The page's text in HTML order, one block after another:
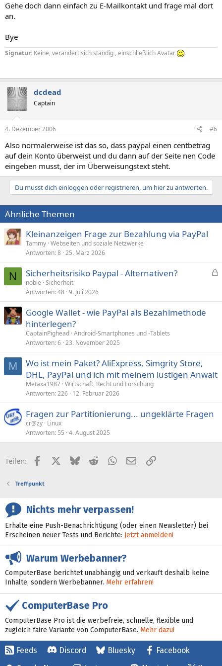
Gehe doch dann einfach zu E-Mailkontakt und frage mal dort
an.
Bye
Signatur: Keine, verändert sich ständig , einschließlich Avatar
dcdead
Captain
4. Dezember 2006 #6
Also normalerweise ist das so, dass paypal einen centbetrag
auf dein Konto überweist und du dann auf der Seite nen Code
eingeben musst, der im Überweisungstext steht.
Du musst dich einloggen oder registrieren, um hier zu antworten.
Ähnliche Themen
Kleinanzeigen Frage zur Bezahlung via PayPal
Tammy Webseiten und soziale Netzwerke
Antworten 8 25. März 2026
N
p
Sicherheitsrisiko Paypal - Alternativen?
nobie Sicherheit
Antworten 48 9. Juli 2026
Google Wallet - wie PayPal als Bezahlmethode
hinterlegen?
CaptainPighead Android-Smartphones und -Tablets
Antworten 6 23. November 2025
M
Wo ist mein Paket? AliExpress, Simgrity Store,
DHL, PayPal und ich mit meinem lustigen Anwalt
Metaxa1987 Wirtschaft, Recht und Forschung
Antworten 226 12. Februar 2026
Fragen zur Partitionierung... ungeklärte Fragen
cr@zy Linux
Antworten 55 4. August 2025
Teilen: FacebookX (Twitter)
BlueskyRedditWhatsApp
E-MailLink
Treffpunkt
Nichts mehr verpassen!
Erhalte eine Push-Benachrichtigung (oder einen Newsletter) bei
Erscheinen neuer Tests und Berichte: Jetzt anmelden!
Warum Werbebanner?
ComputerBase berichtet unabhängig und verkauft deshalb keine
Inhalte, sondern Werbebanner. Mehr erfahren!
ComputerBase Pro
ComputerBase Pro ist die werbefreie, schnelle, flexible und
zugleich faire Variante von ComputerBase. Mehr dazu!
Feeds Discord Bluesky
Facebook